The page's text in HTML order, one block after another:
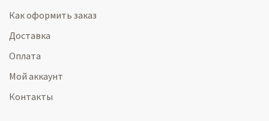
Как оформить заказ
Доставка
Оплата
Мой аккаунт
Контакты